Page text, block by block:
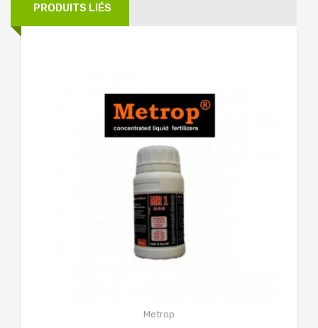
PRODUITS LIÉS
Metrop